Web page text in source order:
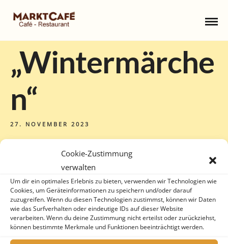
Cookie-Zustimmung
verwalten
Um dir ein optimales Erlebnis zu bieten, verwenden wir Technologien wie
Cookies, um Geräteinformationen zu speichern und/oder darauf
zuzugreifen. Wenn du diesen Technologien zustimmst, können wir Daten
wie das Surfverhalten oder eindeutige IDs auf dieser Website
verarbeiten. Wenn du deine Zustimmung nicht erteilst oder zurückziehst,
können bestimmte Merkmale und Funktionen beeinträchtigt werden.
„Wintermärche
n“
27. NOVEMBER 2023